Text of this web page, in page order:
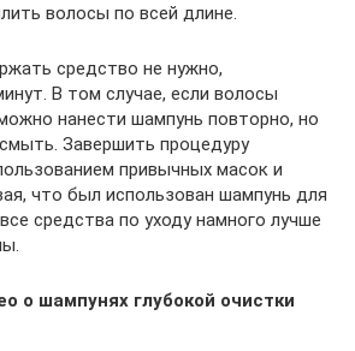
волосы по всей длине.
средство не нужно,
В том случае, если волосы
нанести шампунь повторно, но
Завершить процедуру
привычных масок и
что был использован шампунь для
средства по уходу намного лучше
о шампунях глубокой очистки